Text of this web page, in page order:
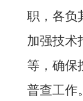
职，各负
加强技术
等，确保
普查工作。